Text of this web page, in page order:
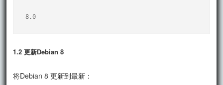
8.0
1.2 更新Debian 8
将Debian 8 更新到最新：